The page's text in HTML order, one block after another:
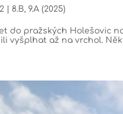
8.B,9.A (2025)
do pražských
vyšplhat až na vrchol.